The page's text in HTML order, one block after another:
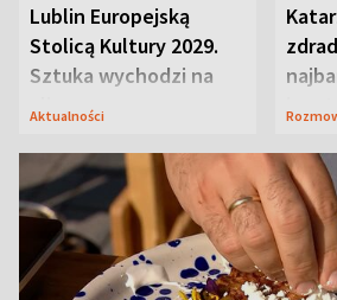
Lublin Europejską
Stolicą Kultury 2029.
Sztuka wychodzi na
ulice
Aktualności
ją w